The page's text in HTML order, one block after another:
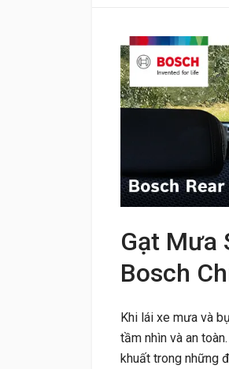
Gạt Mưa
Bosch
Khi lái xe mưa và
tầm nhìn và an
khuất trong những